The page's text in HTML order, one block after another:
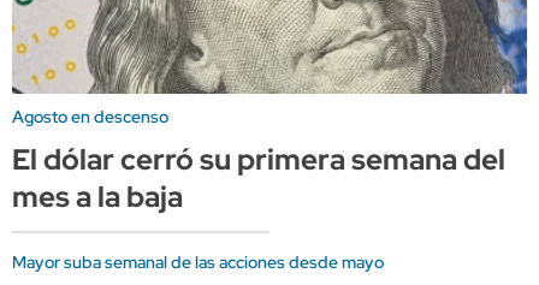
Agosto en descenso
El dólar cerró su primera semana del
mes a la baja
Mayor suba semanal de las acciones desde mayo